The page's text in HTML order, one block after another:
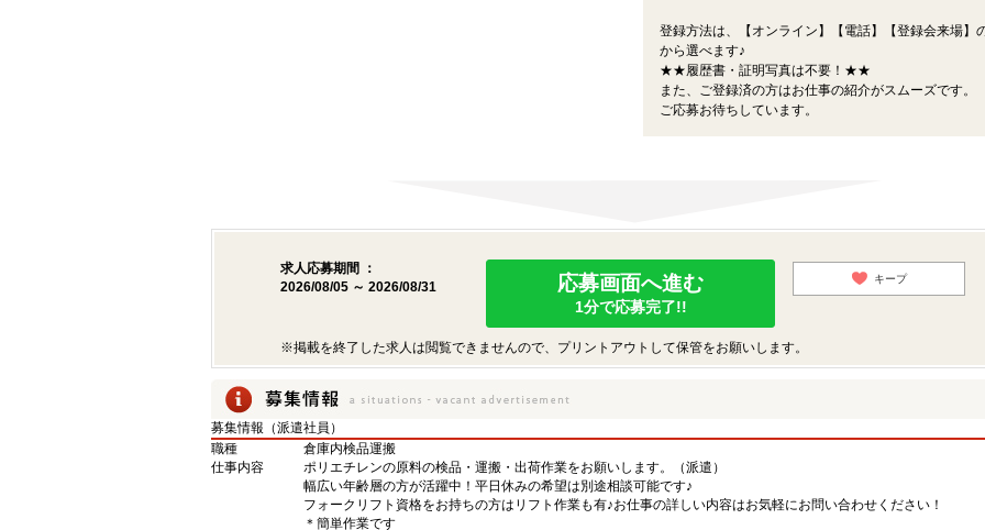
登録方法は、【オンライン】【電話】【登録会来場】
から選べます♪
★★履歴書・証明写真は不要！★★
また、ご登録済の方はお仕事の紹介がスムーズです。
ご応募お待ちしています。
求人応募期間 ：
2026/08/05 ～ 2026/08/31
応募画面へ進む
1分で応募完了!!
キープ
※掲載を終了した求人は閲覧できませんので、プリントアウトして保管をお願いします。
募集情報（派遣社員）
職種
倉庫内検品運搬
仕事内容
ポリエチレンの原料の検品・運搬・出荷作業をお願いします。（派遣）
幅広い年齢層の方が活躍中！平日休みの希望は別途相談可能です♪
フォークリフト資格をお持ちの方はリフト作業も有♪お仕事の詳しい内容はお気軽にお問い合わせください！
＊簡単作業です